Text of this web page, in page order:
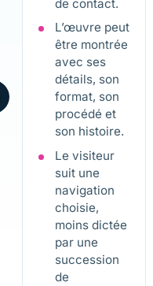
de contact.
L’œuvre peut
être montrée
avec ses
détails, son
format, son
procédé et
son histoire.
Le visiteur
suit une
navigation
choisie,
moins dictée
par une
succession
de